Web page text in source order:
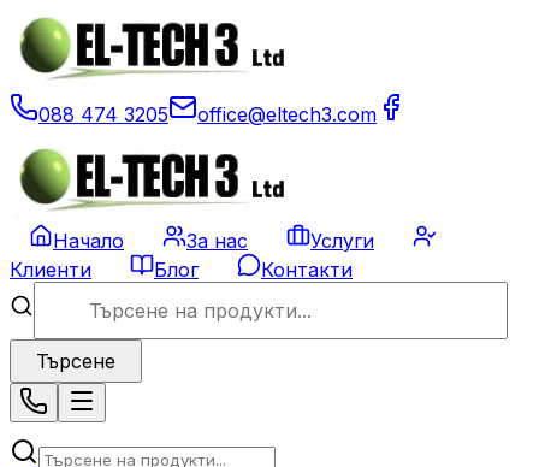
088 474 3205 office@eltech3.com
Начало За нас
Услуги
Клиенти
Блог Контакти
Търсене